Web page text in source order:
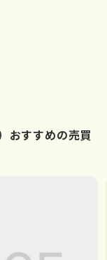
おすすめの売買